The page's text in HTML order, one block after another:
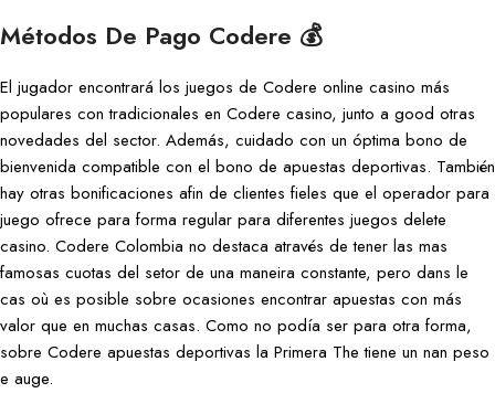
Métodos De Pago Codere 💰
El jugador encontrará los juegos de Codere online casino más
populares con tradicionales en Codere casino, junto a good otras
novedades del sector. Además, cuidado con un óptima bono de
bienvenida compatible con el bono de apuestas deportivas. También
hay otras bonificaciones afin de clientes fieles que el operador para
juego ofrece para forma regular para diferentes juegos delete
casino. Codere Colombia no destaca através de tener las mas
famosas cuotas del setor de una maneira constante, pero dans le
cas où es posible sobre ocasiones encontrar apuestas con más
valor que en muchas casas. Como no podía ser para otra forma,
sobre Codere apuestas deportivas la Primera The tiene un nan peso
e auge.